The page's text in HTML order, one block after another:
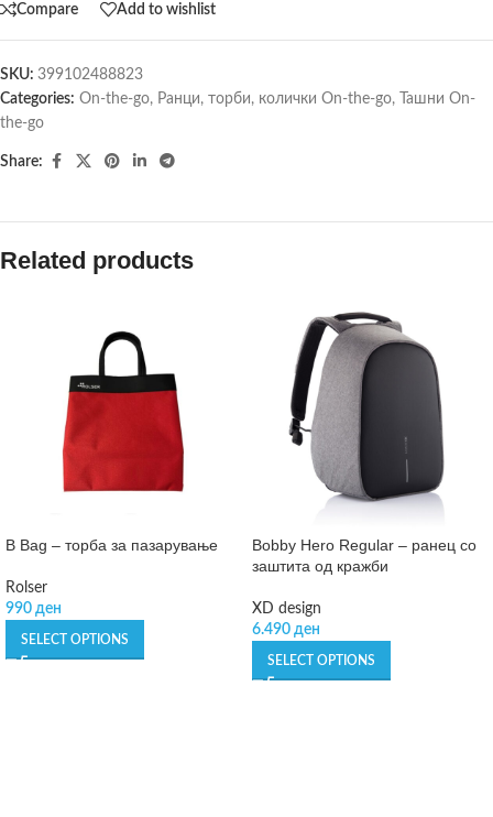
Compare Add to wishlist
SKU: 399102488823
Categories: On-the-go, Ранци, торби, колички On-the-go,
Ташни On-
the-go
Share:
Related products
B Bag – торба за пазарување
Rolser
990 ден
SELECT OPTIONS
Bobby Hero Regular – ранец со
заштита од кражби
XD design
6.490 ден
SELECT OPTIONS